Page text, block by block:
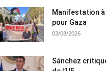
Manifestation
pour Gaza
03/08/2026
Sánchez